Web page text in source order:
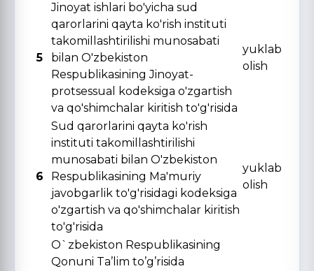
5
Jinoyat ishlari bo'yicha sud
qarorlarini qayta ko'rish instituti
takomillashtirilishi munosabati
bilan O'zbekiston
Respublikasining Jinoyat-
protsessual kodeksiga o'zgartish
va qo'shimchalar kiritish to'g'risida
yuklab
olish
6
Sud qarorlarini qayta ko'rish
instituti takomillashtirilishi
munosabati bilan O'zbekiston
Respublikasining Ma'muriy
javobgarlik to'g'risidagi kodeksiga
o'zgartish va qo'shimchalar kiritish
to'g'risida
yuklab
olish
O`zbekiston Respublikasining
Qonuni Ta’lim to’g’risida